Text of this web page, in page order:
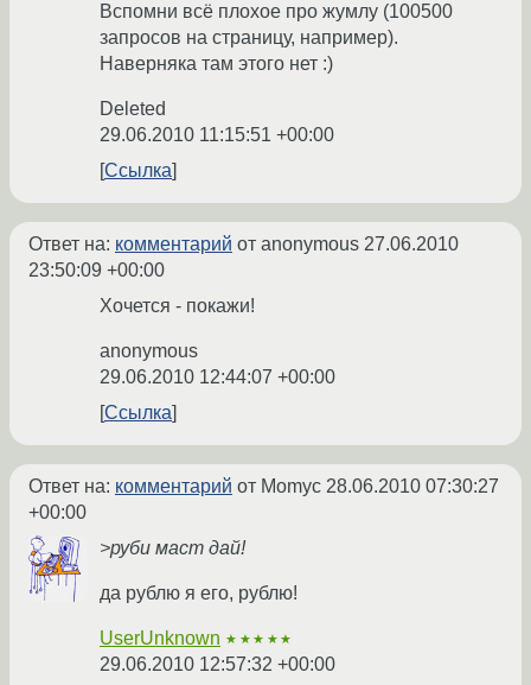
Вспомни всё плохое про жумлу (100500
запросов на страницу, например).
Наверняка там этого нет :)
Deleted
29.06.2010 11:15:51 +00:00
Ссылка
Ответ на: комментарий от anonymous 27.06.2010
23:50:09 +00:00
Хочется - покажи!
anonymous
29.06.2010 12:44:07 +00:00
Ссылка
Ответ на: комментарий от Momyc 28.06.2010 07:30:27
+00:00
>руби маст дай!
да рублю я его, рублю!
UserUnknown ★★★★★
29.06.2010 12:57:32 +00:00